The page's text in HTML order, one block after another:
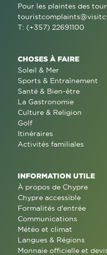
Pour les plaintes des
T: (+357) 22691100
CHOSES À FAIRE
Soleil & Mer
Sports & Entraînement
Santé & Bien-être
La Gastronomie
Culture & Religion
Golf
Itinéraires
Activités familiales
INFORMATION UTILE
À propos de Chypre
Chypre accessible
Formalités d'entrée
Communications
Météo et climat
Langues & Régions
Monnaie officielle et